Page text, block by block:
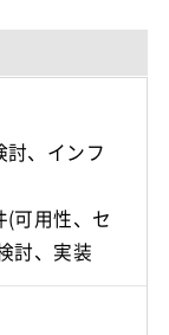
討、インフ
(可用性、セ
討、実装